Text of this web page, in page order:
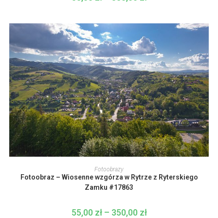
wybrać
produktu
cen:
do
WYBIERZ OPCJE
produkt
ma
wiele
wariantów.
wybrać
na
Fotoobrazy
Fotoobraz – Wiosenne wzgórza w Rytrze z Ryterskiego
Zamku #17863
55,00 zł – 350,00 złZakres